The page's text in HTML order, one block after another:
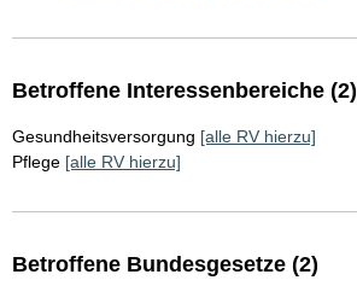
Betroffene Interessenbereiche (2)
Gesundheitsversorgung [alle RV hierzu]
Pflege [alle RV hierzu]
Betroffene Bundesgesetze (2)